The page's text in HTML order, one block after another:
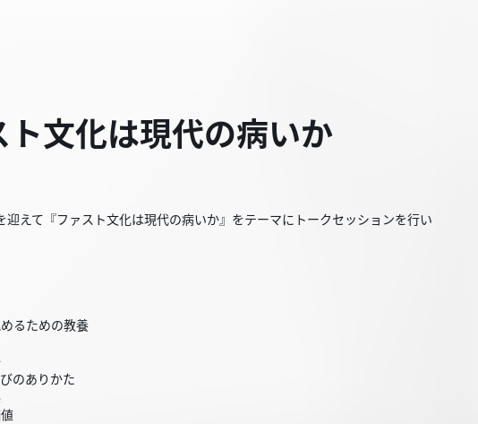
文化は現代の病いか
えて『ファスト文化は現代の病いか』をテーマにトークセッションを行い
るための教養
のありかた